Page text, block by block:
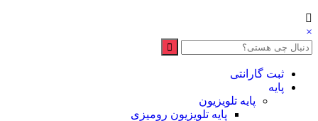
×
ثبت گارانتی
پایه
پایه تلویزیون
پایه تلویزیون رومیزی